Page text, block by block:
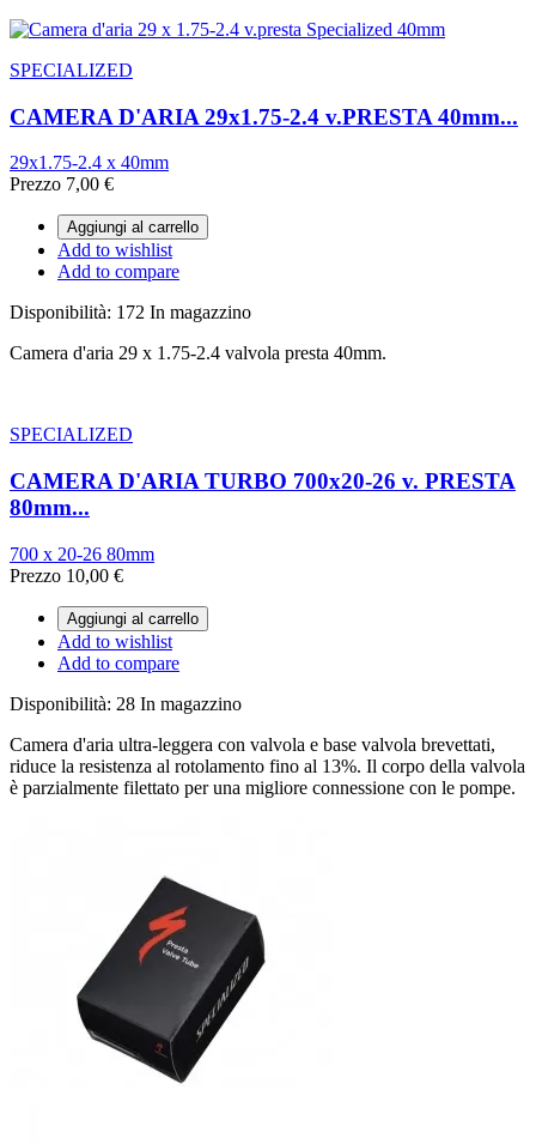
SPECIALIZED
CAMERA D'ARIA 29x1.75-2.4 v.PRESTA 40mm...
29x1.75-2.4 x 40mm
Prezzo 7,00 €
Aggiungi al carrello
Add to wishlist
Add to compare
Disponibilità: 172 In magazzino
Camera d'aria 29 x 1.75-2.4 valvola presta 40mm.
SPECIALIZED
CAMERA D'ARIA TURBO 700x20-26 v. PRESTA
80mm...
700 x 20-26 80mm
Prezzo 10,00 €
Aggiungi al carrello
Add to wishlist
Add to compare
Disponibilità: 28 In magazzino
Camera d'aria ultra-leggera con valvola e base valvola brevettati,
riduce la resistenza al rotolamento fino al 13%. Il corpo della valvola
è parzialmente filettato per una migliore connessione con le pompe.